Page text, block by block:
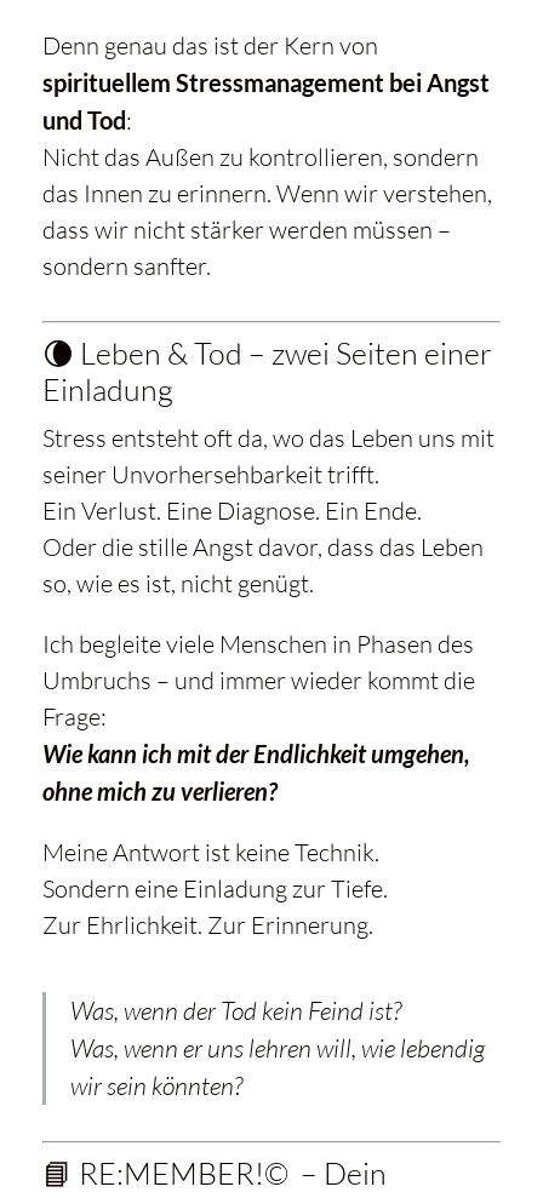
Denn genau das ist der Kern von
spirituellem Stressmanagement bei Angst
und Tod:
Nicht das Außen zu kontrollieren, sondern
das Innen zu erinnern. Wenn wir verstehen,
dass wir nicht stärker werden müssen –
sondern sanfter.
🌘 Leben & Tod – zwei Seiten einer
Einladung
Stress entsteht oft da, wo das Leben uns mit
seiner Unvorhersehbarkeit trifft.
Ein Verlust. Eine Diagnose. Ein Ende.
Oder die stille Angst davor, dass das Leben
so, wie es ist, nicht genügt.
Ich begleite viele Menschen in Phasen des
Umbruchs – und immer wieder kommt die
Frage:
Wie kann ich mit der Endlichkeit umgehen,
ohne mich zu verlieren?
Meine Antwort ist keine Technik.
Sondern eine Einladung zur Tiefe.
Zur Ehrlichkeit. Zur Erinnerung.
Was, wenn der Tod kein Feind ist?
Was, wenn er uns lehren will, wie lebendig
wir sein könnten?
📘 RE:MEMBER!© – Dein